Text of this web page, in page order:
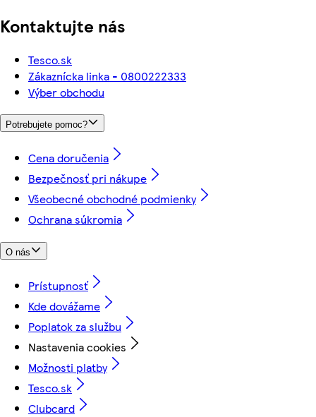
Kontaktujte nás
Tesco.sk
Zákaznícka linka - 0800222333
Výber obchodu
Potrebujete pomoc?
Cena doručenia
Bezpečnosť pri nákupe
Všeobecné obchodné podmienky
Ochrana súkromia
O nás
Prístupnosť
Kde dovážame
Poplatok za službu
Nastavenia cookies
Možnosti platby
Tesco.sk
Clubcard